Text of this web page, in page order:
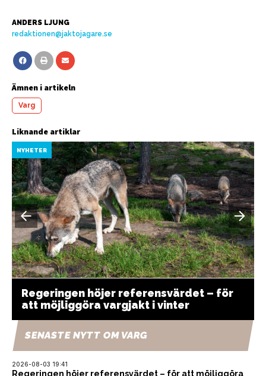
ANDERS LJUNG
redaktionen@jaktojagare.se
Ämnen i artikeln
Varg
Liknande artiklar
NYHETER
Regeringen höjer referensvärdet – för
att möjliggöra vargjakt i vinter
SENASTE NYTT OM VARG
2026-08-03 19:41
Regeringen höjer referensvärdet – för att möjliggöra